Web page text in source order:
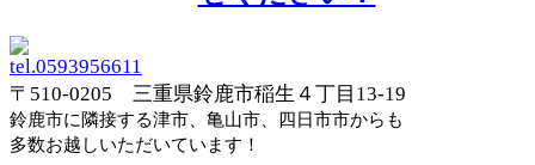
〒510-0205 三重県鈴鹿市稲生４丁目13-19
鈴鹿市に隣接する津市、亀山市、四日市市からも
多数お越しいただいています！